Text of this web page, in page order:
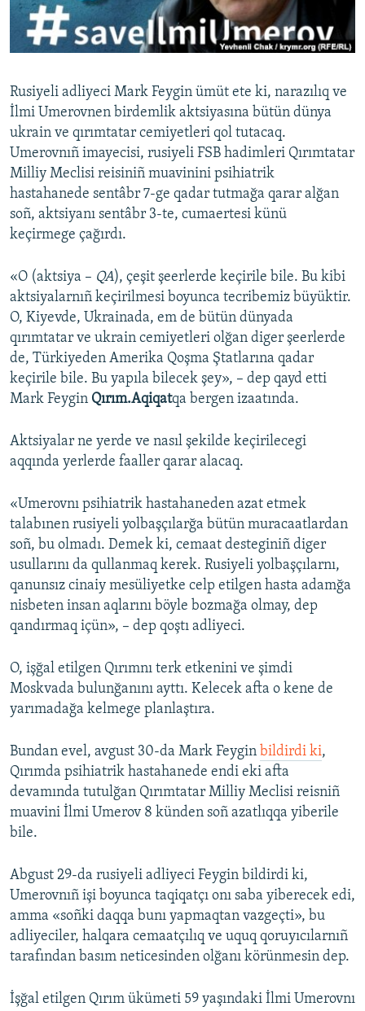
Русский
Українською
QOŞULIÑIZ!
RFE/RS bütün saytları
Rusiyeli adliyeci Mark Feygin ümüt ete ki, narazılıq ve
İlmi Umerovnen birdemlik aktsiyasına bütün dünya
ukrain ve qırımtatar cemiyetleri qol tutacaq.
Umerovnıñ imayecisi, rusiyeli FSB hadimleri Qırımtatar
Milliy Meclisi reisiniñ muavinini psihiatrik
hastahanede sentâbr 7-ge qadar tutmağa qarar alğan
soñ, aktsiyanı sentâbr 3-te, cumaertesi künü
keçirmege çağırdı.
«O (aktsiya – QA), çeşit şeerlerde keçirile bile. Bu kibi
aktsiyalarnıñ keçirilmesi boyunca tecribemiz büyüktir.
O, Kiyevde, Ukrainada, em de bütün dünyada
qırımtatar ve ukrain cemiyetleri olğan diger şeerlerde
de, Türkiyeden Amerika Qoşma Ştatlarına qadar
keçirile bile. Bu yapıla bilecek şey», – dep qayd etti
Mark Feygin Qırım.Aqiqatqa bergen izaatında.
Aktsiyalar ne yerde ve nasıl şekilde keçirilecegi
aqqında yerlerde faaller qarar alacaq.
«Umerovnı psihiatrik hastahaneden azat etmek
talabınen rusiyeli yolbaşçılarğa bütün muracaatlardan
soñ, bu olmadı. Demek ki, cemaat desteginiñ diger
usullarını da qullanmaq kerek. Rusiyeli yolbaşçılarnı,
qanunsız cinaiy mesüliyetke celp etilgen hasta adamğa
nisbeten insan aqlarını böyle bozmağa olmay, dep
qandırmaq içün», – dep qoştı adliyeci.
O, işğal etilgen Qırımnı terk etkenini ve şimdi
Moskvada bulunğanını ayttı. Kelecek afta o kene de
yarımadağa kelmege planlaştıra.
Bundan evel, avgust 30-da Mark Feygin bildirdi ki,
Qırımda psihiatrik hastahanede endi eki afta
devamında tutulğan Qırımtatar Milliy Meclisi reisniñ
muavini İlmi Umerov 8 künden soñ azatlıqqa yiberile
bile.
Abgust 29-da rusiyeli adliyeci Feygin bildirdi ki,
Umerovnıñ işi boyunca taqiqatçı onı saba yiberecek edi,
amma «soñki daqqa bunı yapmaqtan vazgeçti», bu
adliyeciler, halqara cemaatçılıq ve uquq qoruyıcılarnıñ
tarafından basım neticesinden olğanı körünmesin dep.
İşğal etilgen Qırım ükümeti 59 yaşındaki İlmi Umerovnı